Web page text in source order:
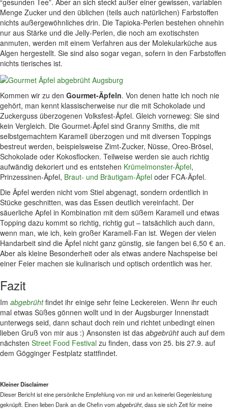
“gesunden Tee”. Aber an sich steckt außer einer gewissen, variablen
Menge Zucker und den üblichen (teils auch natürlichen) Farbstoffen
nichts außergewöhnliches drin. Die Tapioka-Perlen bestehen ohnehin
nur aus Stärke und die Jelly-Perlen, die noch am exotischsten
anmuten, werden mit einem Verfahren aus der Molekularküche aus
Algen hergestellt. Sie sind also sogar vegan, sofern in den Farbstoffen
nichts tierisches ist.
Kommen wir zu den Gourmet-Äpfeln. Von denen hatte ich noch nie
gehört, man kennt klassischerweise nur die mit Schokolade und
Zuckerguss überzogenen Volksfest-Äpfel. Gleich vorneweg: Sie sind
kein Vergleich. Die Gourmet-Äpfel sind Granny Smiths, die mit
selbstgemachtem Karamell überzogen und mit diversen Toppings
bestreut werden, beispielsweise Zimt-Zucker, Nüsse, Oreo-Brösel,
Schokolade oder Kokosflocken. Teilweise werden sie auch richtig
aufwändig dekoriert und es entstehen Krümelmonster-Äpfel,
Prinzessinen-Äpfel, Braut- und Bräutigam-Äpfel oder FCA-Äpfel.
Die Äpfel werden nicht vom Stiel abgenagt, sondern ordentlich in
Stücke geschnitten, was das Essen deutlich vereinfacht. Der
säuerliche Apfel in Kombination mit dem süßem Karamell und etwas
Topping dazu kommt so richtig, richtig gut – tatsächlich auch dann,
wenn man, wie ich, kein großer Karamell-Fan ist. Wegen der vielen
Handarbeit sind die Äpfel nicht ganz günstig, sie fangen bei 6,50 € an.
Aber als kleine Besonderheit oder als etwas andere Nachspeise bei
einer Feier machen sie kulinarisch und optisch ordentlich was her.
Fazit
Im abgebrühtfindet ihr einige sehr feine Leckereien. Wenn ihr euch
mal etwas Süßes gönnen wollt und in der Augsburger Innenstadt
unterwegs seid, dann schaut doch rein und richtet unbedingt einen
lieben Gruß von mir aus :) Ansonsten ist das abgebrühtauch auf dem
nächsten Street Food Festival zu finden, dass von 25. bis 27.9. auf
dem Gögginger Festplatz stattfindet.
Kleiner Disclaimer
Dieser Bericht ist eine persönliche Empfehlung von mir und an keinerlei Gegenleistung
geknüpft. Einen lieben Dank an die Chefin vomabgebrüht, dass sie sich Zeit für meine